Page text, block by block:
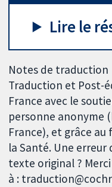
Lire le
Notes de traduction
Traduction et Post-
France avec le
personne anonyme
France), et grâce
la Santé. Une
texte original ?
à :